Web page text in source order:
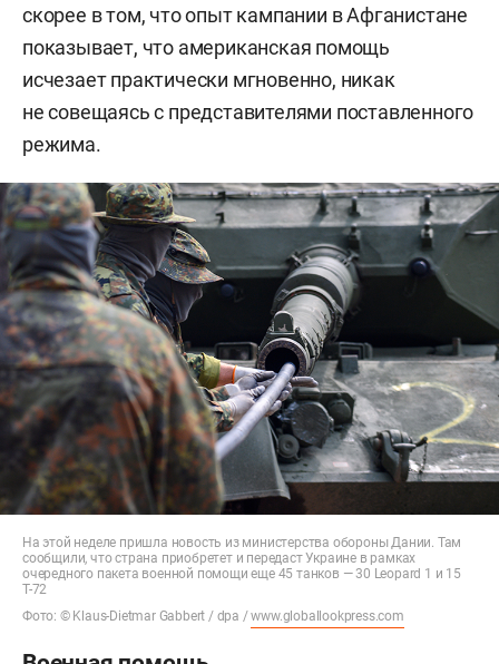
скорее в том, что опыт кампании в Афганистане
показывает, что американская помощь
исчезает практически мгновенно, никак
не совещаясь с представителями поставленного
режима.
На этой неделе пришла новость из министерства обороны Дании. Там
сообщили, что страна приобретет и передаст Украине в рамках
очередного пакета военной помощи еще 45 танков — 30 Leopard 1 и 15
Т-72
Фото: © Klaus-Dietmar Gabbert / dpa /www.globallookpress.com